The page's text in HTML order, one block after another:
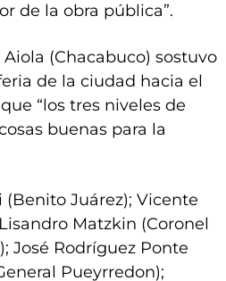
de la obra pública”.
(Chacabuco) sostuvo
de la ciudad hacia el
“los tres niveles de
buenas para la
Juárez); Vicente
Matzkin (Coronel
José Rodríguez Ponte
Pueyrredon);